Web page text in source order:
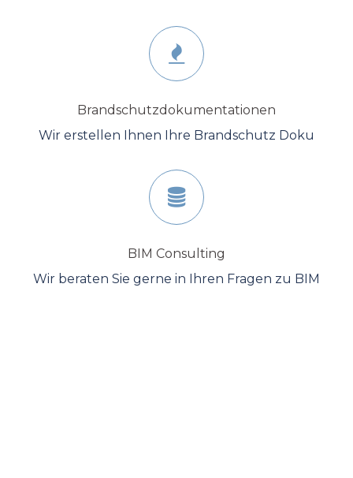
Brandschutzdokumentationen
Wir erstellen Ihnen Ihre Brandschutz Doku
BIM Consulting
Wir beraten Sie gerne in Ihren Fragen zu BIM